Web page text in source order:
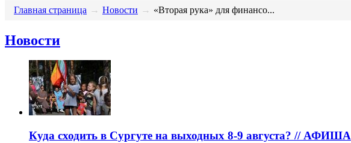
Главная страница → Новости → ​«Вторая рука» для финансо...
Новости
​Куда сходить в Сургуте на выходных 8-9 августа? // АФИША